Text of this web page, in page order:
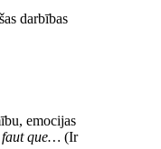
darbības
emocijas
que… (Ir